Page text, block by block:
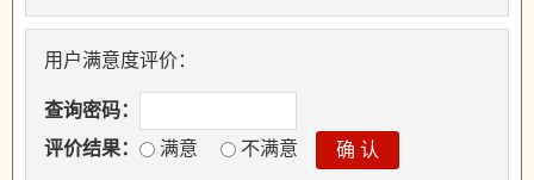
用户满意度评价：
查询密码：
评价结果：
满意 不满意